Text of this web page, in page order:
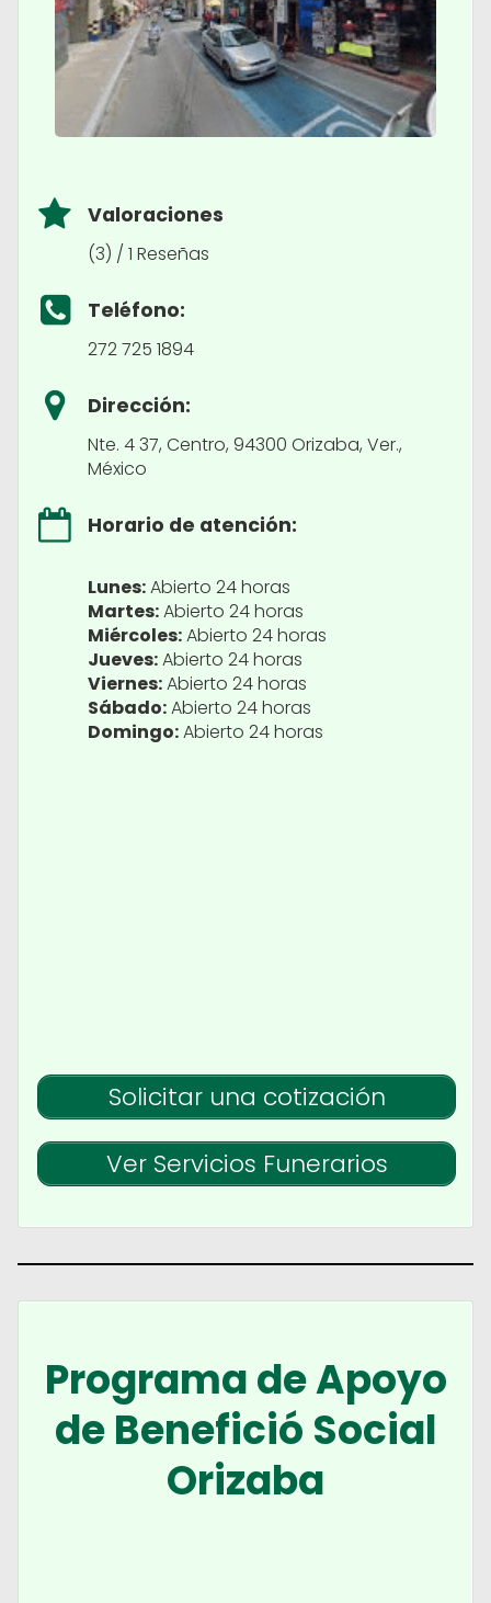
Valoraciones
(3) / 1 Reseñas
Teléfono:
272 725 1894
Dirección:
Nte. 4 37, Centro, 94300 Orizaba, Ver.,
México
Horario de atención:
Lunes:Abierto 24 horas
Martes:Abierto 24 horas
Miércoles:Abierto 24 horas
Jueves:Abierto 24 horas
Viernes:Abierto 24 horas
Sábado:Abierto 24 horas
Domingo:Abierto 24 horas
Solicitar una cotización
Ver Servicios Funerarios
Programa de Apoyo
de Benefició Social
Orizaba